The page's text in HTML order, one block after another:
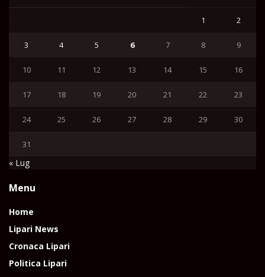
1 2
3 4 5 6 7 8 9
10 11 12 13 14 15 16
17 18 19 20 21 22 23
24 25 26 27 28 29 30
31
« Lug
Menu
Home
Lipari News
Cronaca Lipari
Politica Lipari